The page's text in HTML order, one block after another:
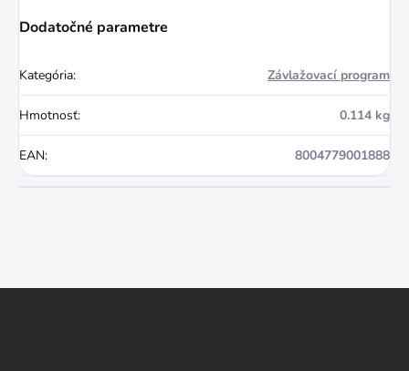
Dodatočné parametre
Kategória: Závlažovací program
Hmotnosť: 0.114 kg
EAN: 8004779001888